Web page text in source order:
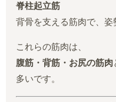
脊柱起立筋
背骨を支える筋肉で、姿
これらの筋肉は、
腹筋・背筋・お尻の筋肉
多いです。